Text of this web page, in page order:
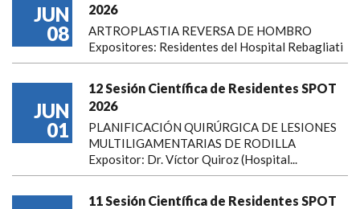
JUN
08
2026
ARTROPLASTIA REVERSA DE HOMBRO
Expositores: Residentes del Hospital Rebagliati
JUN
01
12 Sesión Científica de Residentes SPOT
2026
PLANIFICACIÓN QUIRÚRGICA DE LESIONES
MULTILIGAMENTARIAS DE RODILLA
Expositor: Dr. Víctor Quiroz (Hospital...
11 Sesión Científica de Residentes SPOT